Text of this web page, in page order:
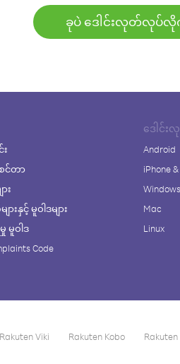
ခုပဲ ဒေါင်းလုတ်လုပ်လို
တာ
း
းနှင့် မူဝါဒများ
မူဝါဒ
Code
ဒေါင်း
Android
iPhone
Mac
Linux
Rakuten Viki Rakuten Kobo Rakuten